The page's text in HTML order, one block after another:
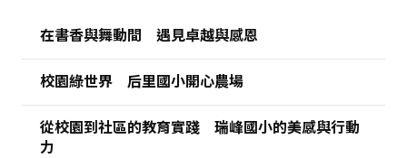
在書香與舞動間 遇見卓越與感恩
校園綠世界 后里國小開心農場
從校園到社區的教育實踐 瑞峰國小的美感與行動
力